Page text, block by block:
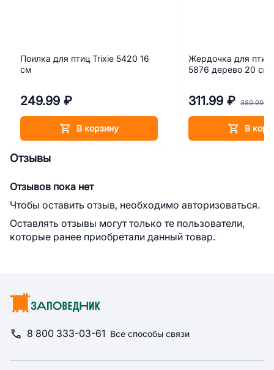
Поилка для птиц Trixie 5420 16
см
249.99 ₽
В корзину
Жердочка для птиц
5876 дерево 20 см
311.99 ₽ 389.99 ₽
В
Отзывы
Отзывов пока нет
Чтобы оставить отзыв, необходимо авторизоваться.
Оставлять отзывы могут только те пользователи,
которые ранее приобретали данный товар.
8 800 333-03-61 Все способы связи